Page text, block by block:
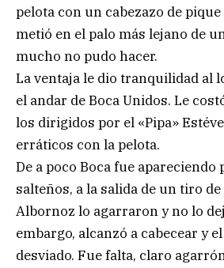
pelota con un cabezazo de
metió en el palo más lejano de
mucho no pudo hacer.
La ventaja le dio tranquilidad al
el andar de Boca Unidos. Le
los dirigidos por el «Pipa»
erráticos con la pelota.
De a poco Boca fue apareciendo
salteños, a la salida de un tiro
Albornoz lo agarraron y no lo
embargo, alcanzó a cabecear y
desviado. Fue falta, claro